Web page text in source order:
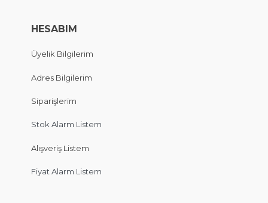
HESABIM
Üyelik Bilgilerim
Adres Bilgilerim
Siparişlerim
Stok Alarm Listem
Alışveriş Listem
Fiyat Alarm Listem